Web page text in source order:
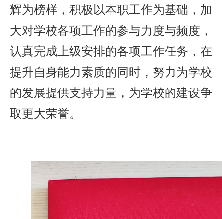
辉为榜样，积极以本职工作为基础，加
大对学校各项工作的参与力度与频度，
认真完成上级安排的各项工作任务，在
提升自身能力素质的同时，努力为学校
的发展提供支持力量，为学校的建设争
取更大荣誉。